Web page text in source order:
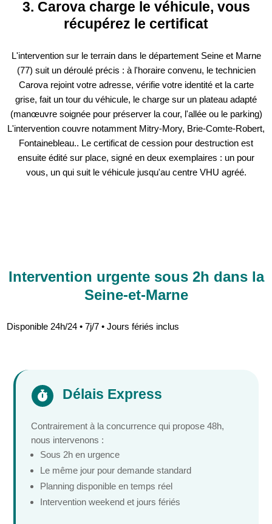
3. Carova charge le véhicule, vous
récupérez le certificat
L'intervention sur le terrain dans le département Seine et Marne
(77) suit un déroulé précis : à l'horaire convenu, le technicien
Carova rejoint votre adresse, vérifie votre identité et la carte
grise, fait un tour du véhicule, le charge sur un plateau adapté
(manœuvre soignée pour préserver la cour, l'allée ou le parking)
L'intervention couvre notamment Mitry-Mory, Brie-Comte-Robert,
Fontainebleau.. Le certificat de cession pour destruction est
ensuite édité sur place, signé en deux exemplaires : un pour
vous, un qui suit le véhicule jusqu'au centre VHU agréé.
Intervention urgente sous 2h dans la
Seine-et-Marne
Disponible 24h/24 • 7j/7 • Jours fériés inclus
 Délais Express
Contrairement à la concurrence qui propose 48h,
nous intervenons :
Sous 2h en urgence
Le même jour pour demande standard
Planning disponible en temps réel
Intervention weekend et jours fériés